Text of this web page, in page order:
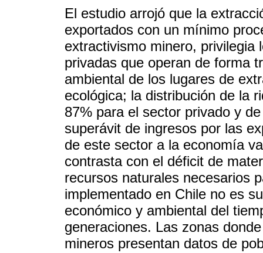
El estudio arrojó que la
exportados con un mínimo
extractivismo minero, privilegia
privadas que operan de forma
ambiental de los lugares de
ecológica; la distribución de la
87% para el sector privado y
superávit de ingresos por las
de este sector a la economía
contrasta con el déficit de
recursos naturales necesarios
implementado en Chile no es
económico y ambiental del
generaciones. Las zonas
mineros presentan datos de